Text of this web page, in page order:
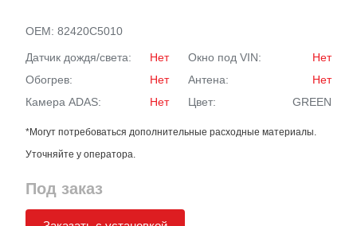
OEM: 82420C5010
Датчик дождя/света: Нет Окно под VIN:
Нет
Обогрев:
Нет Антена:
Нет
Камера ADAS:
Нет Цвет: GREEN
*Могут потребоваться дополнительные расходные материалы.
Уточняйте у оператора.
Под заказ